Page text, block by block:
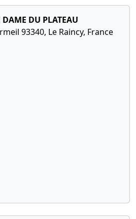
des souscripteurs,
des associés,
DU PLATEAU
93340, Le Raincy, France